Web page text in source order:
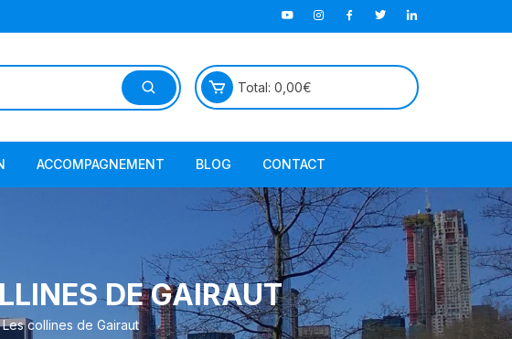
Total: 0,00€
ACCOMPAGNEMENT BLOG
TutorielGeo
CONTACT
DE GAIRAUT
collines de Gairaut